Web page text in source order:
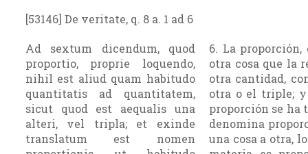
[53146] De veritate, q. 8 a. 1 ad 6
Ad sextum dicendum, quod
proportio, proprie loquendo,
nihil est aliud quam habitudo
quantitatis ad quantitatem,
sicut quod est aequalis una
alteri, vel tripla; et exinde
translatum est nomen
6. La
otra cosa que la
otra cantidad,
otra o el triple;
proporción se ha
denomina
una cosa a otra,